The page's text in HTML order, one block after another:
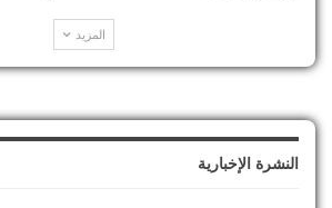
المزيد
النشرة الإخبارية